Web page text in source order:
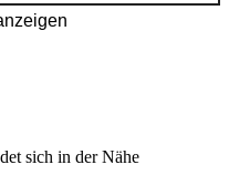
sich in der Nähe